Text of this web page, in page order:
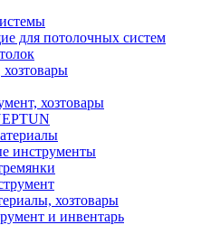
для потолочных систем
хозтовары
инструменты
хозтовары
и инвентарь